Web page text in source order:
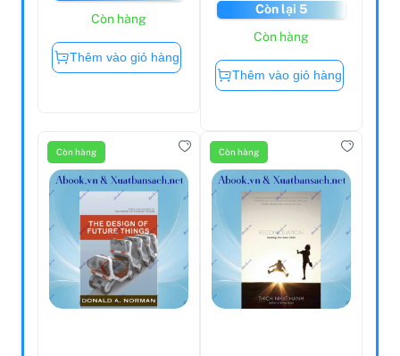
Còn hàng
Thêm vào giỏ hàng
Còn lại 5
Còn hàng
Thêm vào giỏ hàng
Còn hàng Còn hàng